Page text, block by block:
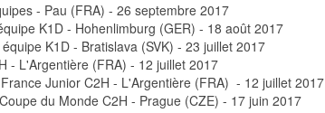
- Pau (FRA) - 26 septembre 2017
K1D - Hohenlimburg (GER) - 18 août 2017
K1D - Bratislava (SVK) - 23 juillet 2017
- L'Argentière (FRA) - 12 juillet 2017
Junior C2H - L'Argentière (FRA) - 12 juillet 2017
du Monde C2H - Prague (CZE) - 17 juin 2017